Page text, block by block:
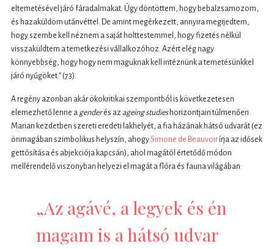
eltemetésével járó fáradalmakat. Úgy döntöttem, hogy bebalzsamozom,
és hazaküldöm utánvéttel. De amint megérkezett, annyira megijedtem,
hogy szembe kell néznem a saját holttestemmel, hogy fizetés nélkül
visszaküldtem a temetkezési vállalkozóhoz. Azért elég nagy
könnyebbség, hogy hogy nem maguknak kell intéznünk a temetésünkkel
járó nyűgöket.” (73).
A regény azonban akár ökokritikai szempontból is következetesen
elemezhető lenne a genderés az ageing studieshorizontjain túlmenően.
Marian kezdetben szereti eredeti lakhelyét, a fia házának hátsó udvarát (ez
önmagában szimbolikus helyszín, ahogySimone de Beauvoirírja az idősek
gettósítása és abjekciója kapcsán), ahol magától értetődő módon
mellérendelő viszonyban helyezi el magát a flóra és fauna világában:
„Az agávé, a legyek és én
magam is a hátsó udvar